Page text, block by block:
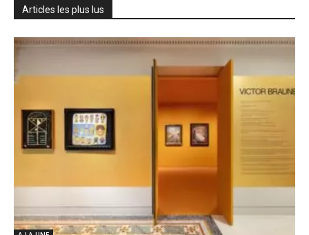
Articles les plus lus